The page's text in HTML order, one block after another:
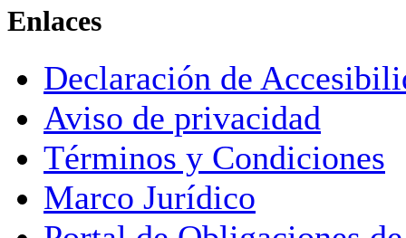
Enlaces
Declaración de
Aviso de privacidad
Términos y Condiciones
Marco Jurídico